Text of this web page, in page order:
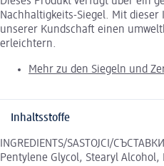
Nachhaltigkeits-Siegel. Mit
unserer Kundschaft einen
erleichtern.
Mehr zu den Siegeln und
Inhaltsstoffe
INGREDIENTS/SASTOJCI/
Pentylene Glycol, Stearyl